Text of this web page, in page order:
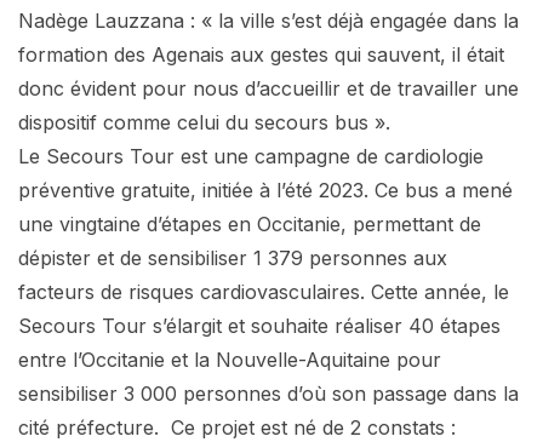
Nadège Lauzzana : « la ville s’est déjà engagée dans la
formation des Agenais aux gestes qui sauvent, il était
donc évident pour nous d’accueillir et de travailler une
dispositif comme celui du secours bus ».
Le Secours Tour est une campagne de cardiologie
préventive gratuite, initiée à l’été 2023. Ce bus a mené
une vingtaine d’étapes en Occitanie, permettant de
dépister et de sensibiliser 1 379 personnes aux
facteurs de risques cardiovasculaires. Cette année, le
Secours Tour s’élargit et souhaite réaliser 40 étapes
entre l’Occitanie et la Nouvelle-Aquitaine pour
sensibiliser 3 000 personnes d’où son passage dans la
cité préfecture. Ce projet est né de 2 constats :